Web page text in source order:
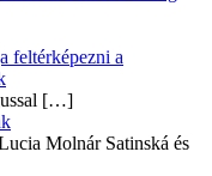
feltérképezni a
[…]
Molnár Satinská és